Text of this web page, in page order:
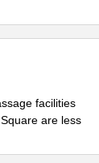
facilities
are less